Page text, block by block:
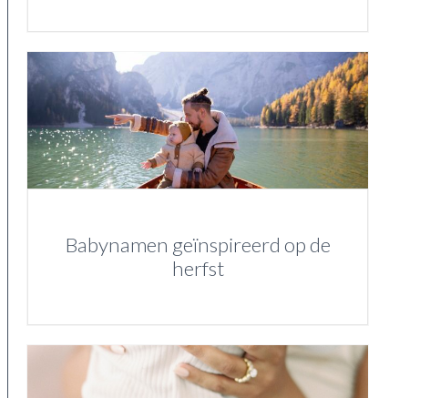
Babynamen geïnspireerd op de
herfst